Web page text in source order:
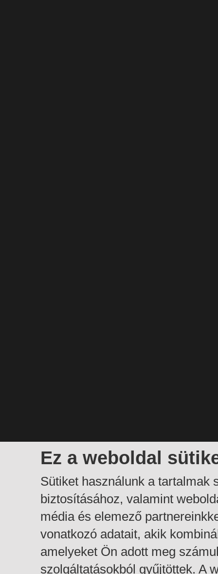
Ez a weboldal
Sütiket használunk a tartalmak
biztosításához, valamint
média és elemező
vonatkozó adatait, akik
amelyeket Ön adott meg
szolgáltatásokból gyűjtöttek. A